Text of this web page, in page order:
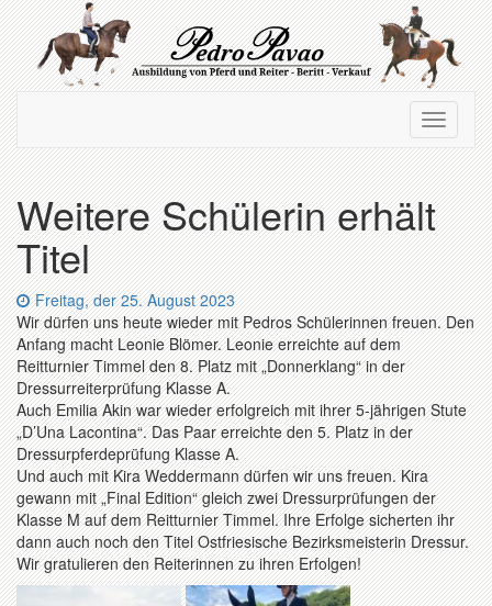
Zum
Hauptinhalt
springen
ein-/
Weitere Schülerin erhält
Titel
Datum:
Freitag, der 25. August 2023
Wir dürfen uns heute wieder mit Pedros Schülerinnen freuen. Den
Anfang macht Leonie Blömer. Leonie erreichte auf dem
Reitturnier Timmel den 8. Platz mit „Donnerklang“ in der
Dressurreiterprüfung Klasse A.
Auch Emilia Akin war wieder erfolgreich mit ihrer 5-jährigen Stute
„D’Una Lacontina“. Das Paar erreichte den 5. Platz in der
Dressurpferdeprüfung Klasse A.
Und auch mit Kira Weddermann dürfen wir uns freuen. Kira
gewann mit „Final Edition“ gleich zwei Dressurprüfungen der
Klasse M auf dem Reitturnier Timmel. Ihre Erfolge sicherten ihr
dann auch noch den Titel Ostfriesische Bezirksmeisterin Dressur.
Wir gratulieren den Reiterinnen zu ihren Erfolgen!